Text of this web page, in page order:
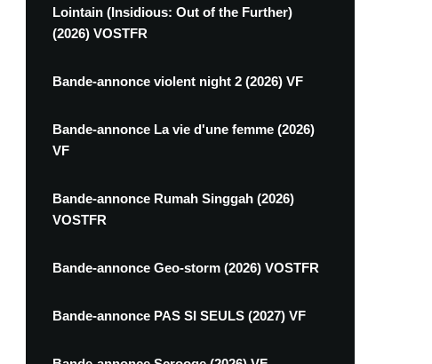
Lointain (Insidious: Out of the Further)
(2026) VOSTFR
Bande-annonce violent night 2 (2026) VF
Bande-annonce La vie d'une femme (2026)
VF
Bande-annonce Rumah Singgah (2026)
VOSTFR
Bande-annonce Geo-storm (2026) VOSTFR
Bande-annonce PAS SI SEULS (2027) VF